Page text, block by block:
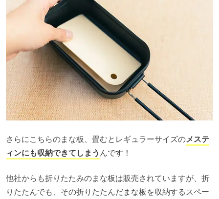
さらにこちらのまな板、畳むとレギュラーサイズのメステ
ィンにも収納できてしまうんです！
他社からも折りたたみのまな板は販売されていますが、折
りたたんでも、その折りたたんだまな板を収納するスペー